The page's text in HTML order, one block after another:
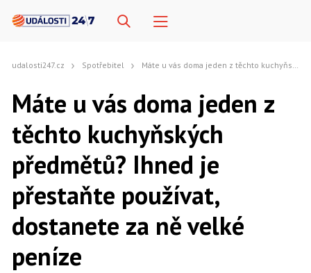
udalosti247.cz Spotřebitel Máte u vás doma jeden z těchto kuchyňských předmětů? Ihned je přestaňte používat, dostanete za ně velké peníze
Máte u vás doma jeden z
těchto kuchyňských
předmětů? Ihned je
přestaňte používat,
dostanete za ně velké
peníze